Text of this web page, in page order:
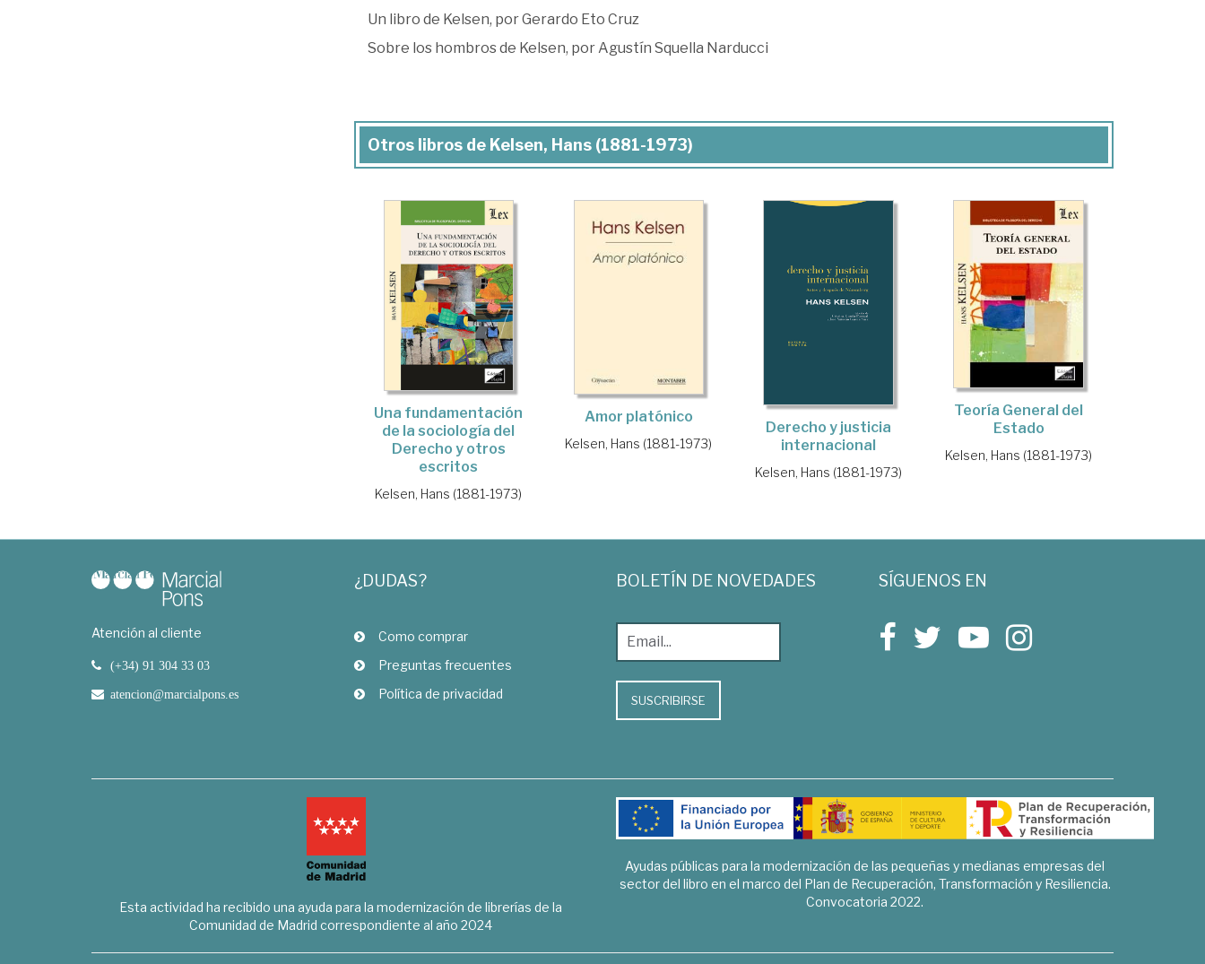
Un libro de Kelsen, por Gerardo Eto Cruz
Sobre los hombros de Kelsen, por Agustín Squella Narducci
Otros libros de Kelsen, Hans (1881-1973)
Una fundamentación
de la sociología del
Derecho y otros
escritos
Kelsen, Hans (1881-1973)
Amor platónico
Kelsen, Hans (1881-1973)
Derecho y justicia
internacional
Kelsen, Hans (1881-1973)
Teoría General del
Estado
Kelsen, Hans (1881-1973)
Atención al cliente
(+34) 91 304 33 03
atencion@marcialpons.es
¿DUDAS?
Como comprar
Preguntas frecuentes
Política de privacidad
BOLETÍN DE NOVEDADES
SUSCRIBIRSE
SÍGUENOS EN
Esta actividad ha recibido una ayuda para la modernización de librerías de la
Comunidad de Madrid correspondiente al año 2024
Ayudas públicas para la modernización de las pequeñas y medianas empresas del
sector del libro en el marco del Plan de Recuperación, Transformación y Resiliencia.
Convocatoria 2022.